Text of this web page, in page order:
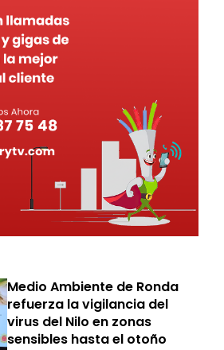
Medio Ambiente de Ronda
refuerza la vigilancia del
virus del Nilo en zonas
sensibles hasta el otoño